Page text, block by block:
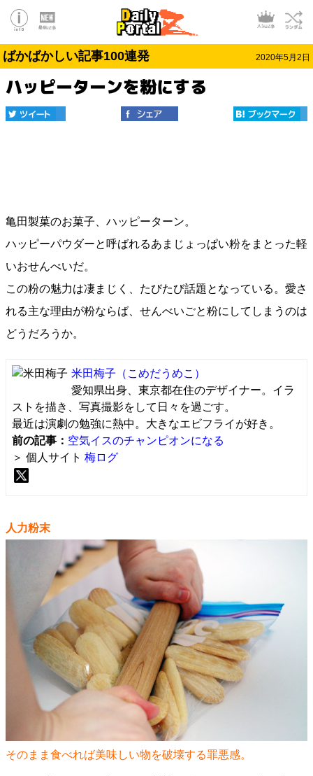
ばかばかしい記事100連発 2020年5月2日
ハッピーターンを粉にする
亀田製菓のお菓子、ハッピーターン。
ハッピーパウダーと呼ばれるあまじょっぱい粉をまとった軽
いおせんべいだ。
この粉の魅力は凄まじく、たびたび話題となっている。愛さ
れる主な理由が粉ならば、せんべいごと粉にしてしまうのは
どうだろうか。
米田梅子 （こめだうめこ）
愛知県出身、東京都在住のデザイナー。イラ
ストを描き、写真撮影をして日々を過ごす。
最近は演劇の勉強に熱中。大きなエビフライが好き。
前の記事： 空気イスのチャンピオンになる
＞ 個人サイト 梅ログ
人力粉末
そのまま食べれば美味しい物を破壊する罪悪感。